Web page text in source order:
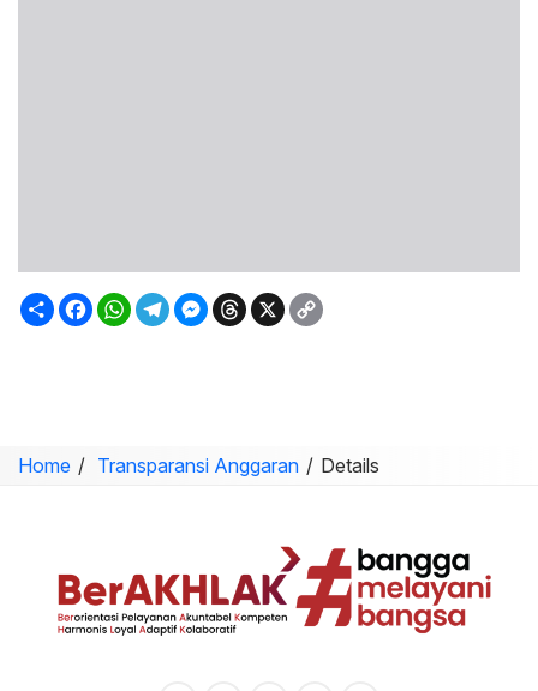
SambungFacebook
WhatsApp
TelegramMessenger
Threads
X
Home Transparansi Anggaran Details